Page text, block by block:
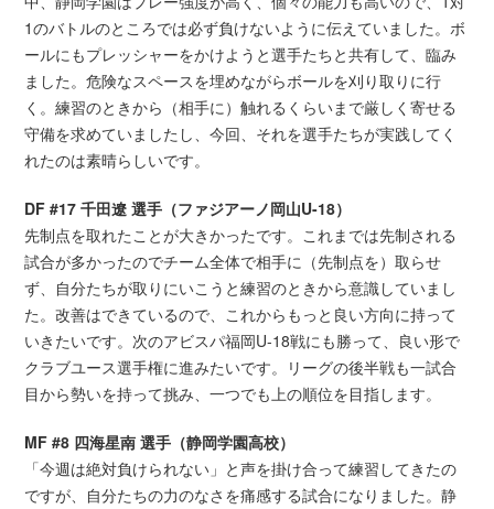
1のバトルのところでは必ず負けないように伝えていました。ボ
ールにもプレッシャーをかけようと選手たちと共有して、臨み
ました。危険なスペースを埋めながらボールを刈り取りに行
く。練習のときから（相手に）触れるくらいまで厳しく寄せる
守備を求めていましたし、今回、それを選手たちが実践してく
れたのは素晴らしいです。
DF #17 千田遼 選手（ファジアーノ岡山U-18）
先制点を取れたことが大きかったです。これまでは先制される
試合が多かったのでチーム全体で相手に（先制点を）取らせ
ず、自分たちが取りにいこうと練習のときから意識していまし
た。改善はできているので、これからもっと良い方向に持って
いきたいです。次のアビスパ福岡U-18戦にも勝って、良い形で
クラブユース選手権に進みたいです。リーグの後半戦も一試合
目から勢いを持って挑み、一つでも上の順位を目指します。
MF #8 四海星南 選手（静岡学園高校）
「今週は絶対負けられない」と声を掛け合って練習してきたの
ですが、自分たちの力のなさを痛感する試合になりました。静